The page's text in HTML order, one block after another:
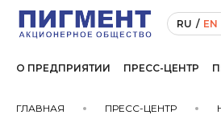
RU / EN
О ПРЕДПРИЯТИИ ПРЕСС-ЦЕНТР
ГЛАВНАЯ ПРЕСС-ЦЕНТР